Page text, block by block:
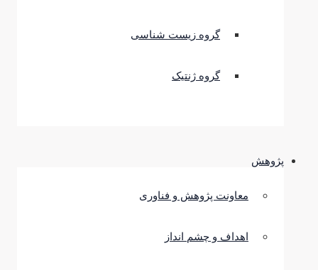
گروه زیست شناسی
گروه ژنتیک
پژوهش
معاونت پژوهش و فناوری
اهداف و چشم انداز